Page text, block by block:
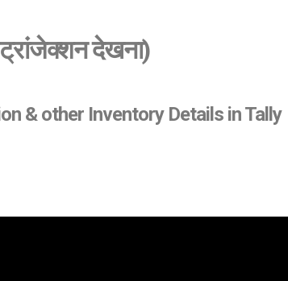
देखना)
& other Inventory Details in Tally